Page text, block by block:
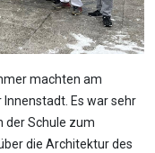
machten am
Es war sehr
der Schule zum
die Architektur des